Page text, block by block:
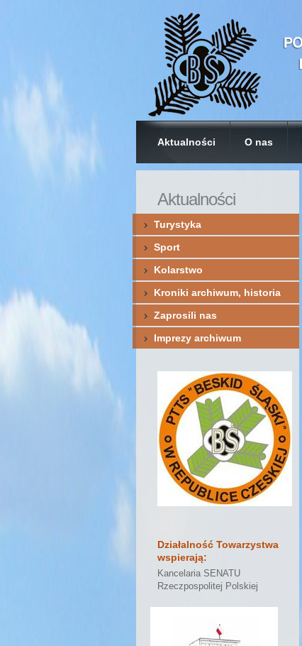
Aktualności O nas
Aktualności
Turystyka
Sport
Kolarstwo
Kroniki archiwum, historia
Zaprosili nas
Imprezy archiwum
Działalność Towarzystwa
wspierają:
Kancelaria SENATU
Rzeczpospolitej Polskiej